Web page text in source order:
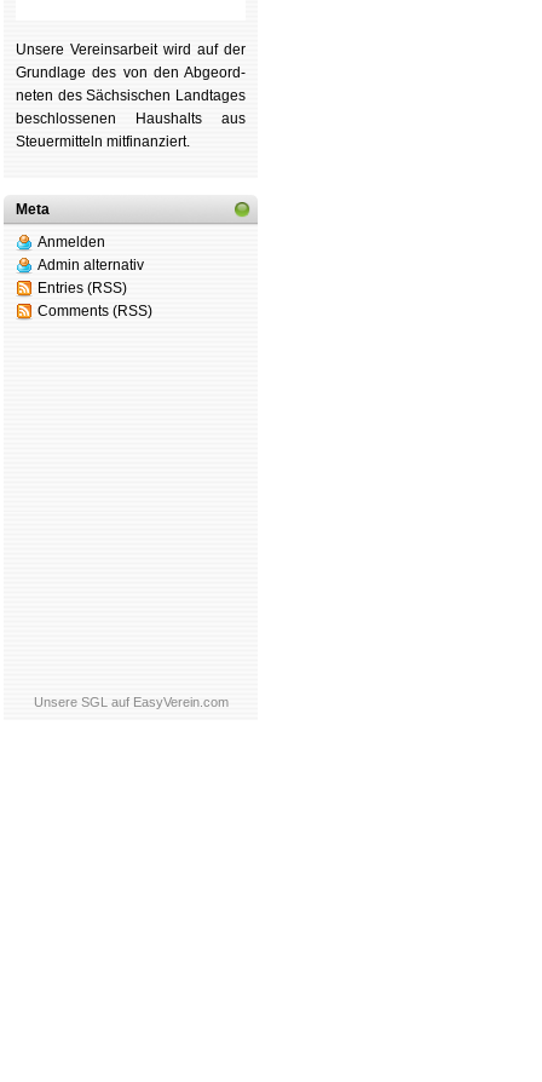
Unsere Ver­eins­ar­beit wird auf der
Grund­lage des von den Ab­ge­ord­
ne­ten des Säch­si­schen Land­tages
be­schlos­se­nen Haus­halts aus
Steu­er­mitteln mit­fi­nan­ziert.
Meta
Anmelden
Admin alternativ
Entries (RSS)
Comments (RSS)
Unsere SGL auf EasyVerein.com